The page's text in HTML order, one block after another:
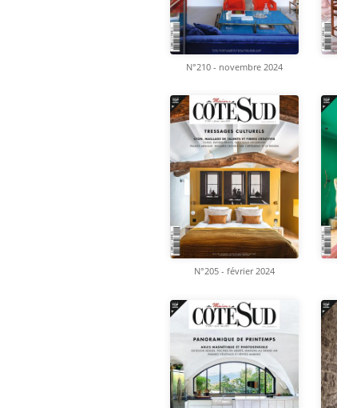
N°210 - novembre 2024
N°205 - février 2024